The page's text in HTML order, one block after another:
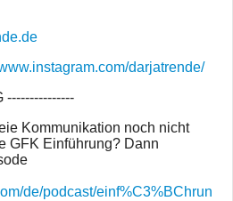
darjatrende/
---------------
Kommunikation noch nicht
GFK Einführung? Dann
de/podcast/einf%C3%BChrun